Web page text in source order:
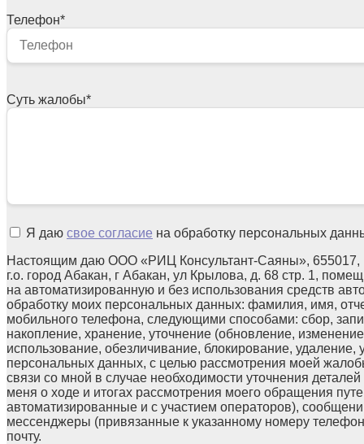
Телефон*
Суть жалобы*
Я даю свое согласие на обработку персональных
Настоящим даю ООО «РИЦ Консультант-Саяны», 655017,
г.о. город Абакан, г Абакан, ул Крылова, д. 68 стр. 1,
на автоматизированную и без использования средств
обработку моих персональных данных: фамилия, имя,
мобильного телефона, следующими способами: сбор,
накопление, хранение, уточнение (обновление,
использование, обезличивание, блокирование, удаление,
персональных данных, с целью рассмотрения моей
связи со мной в случае необходимости уточнения
меня о ходе и итогах рассмотрения моего обращения
автоматизированные и с участием операторов),
мессенджеры (привязанные к указанному номеру
почту.